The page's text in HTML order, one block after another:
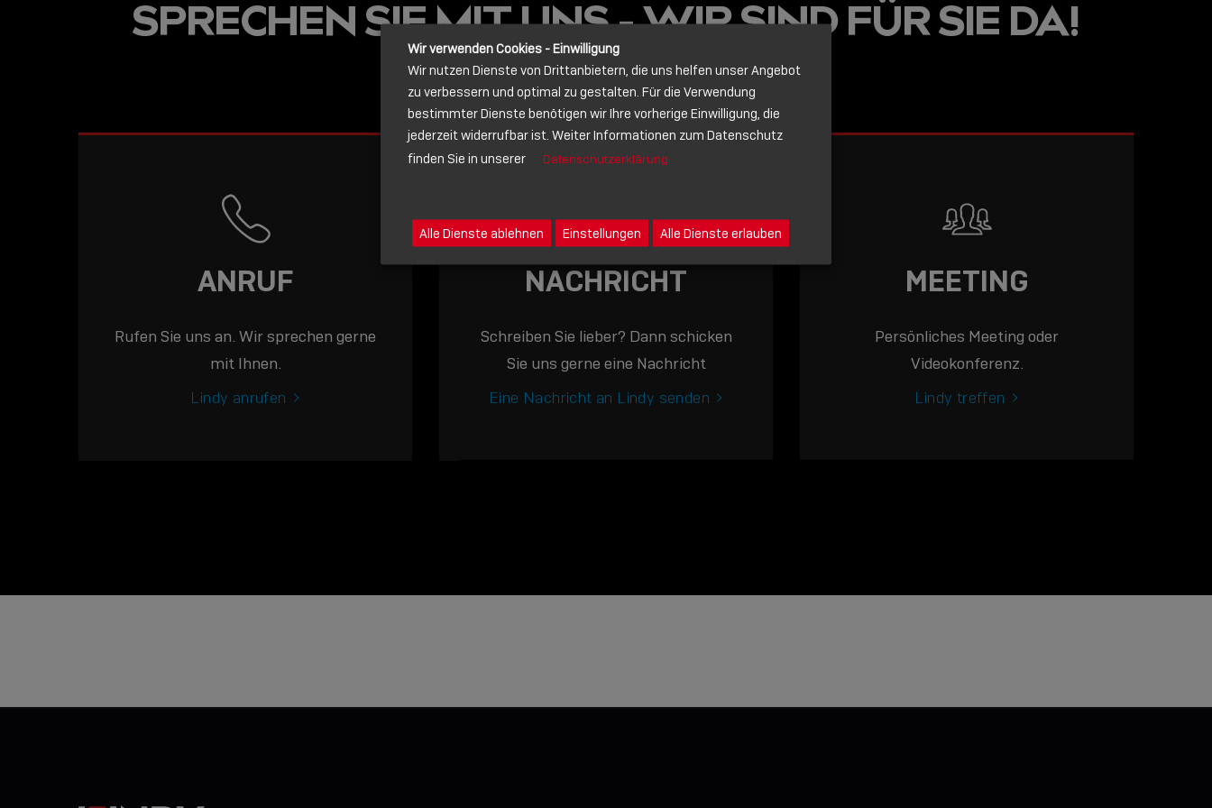
SPRECHEN SIE MIT UNS - WIR SIND FÜR SIE DA!
ANRUF
Rufen Sie uns an. Wir sprechen gerne
mit Ihnen.
Lindy anrufen
NACHRICHT
Schreiben Sie lieber? Dann schicken
Sie uns gerne eine Nachricht
Eine Nachricht an Lindy senden
MEETING
Persönliches Meeting oder
Videokonferenz.
Lindy treffen
Wir verwenden Cookies - Einwilligung
Wir nutzen Dienste von Drittanbietern, die uns helfen unser Angebot
zu verbessern und optimal zu gestalten. Für die Verwendung
bestimmter Dienste benötigen wir Ihre vorherige Einwilligung, die
jederzeit widerrufbar ist. Weiter Informationen zum Datenschutz
finden Sie in unserer
Datenschutzerklärung
Alle Dienste ablehnen Einstellungen Alle Dienste erlauben